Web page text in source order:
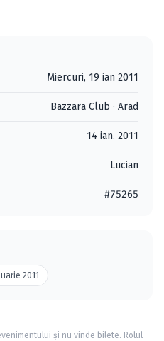
Miercuri, 19 ian 2011
Bazzara Club · Arad
14 ian. 2011
Lucian
#75265
2011
și nu vinde bilete. Rolul